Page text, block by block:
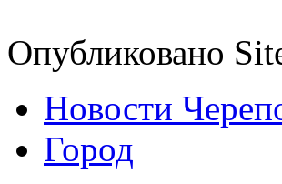
Опубликовано
Новости
Город